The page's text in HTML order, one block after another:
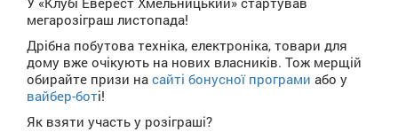
мегарозіграш листопада!
Дрібна побутова техніка, електроніка, товари для
дому вже очікують на нових власників. Тож мерщій
обирайте призи на сайті бонусної програми або у
вайбер-боті!
Як взяти участь у розіграші?